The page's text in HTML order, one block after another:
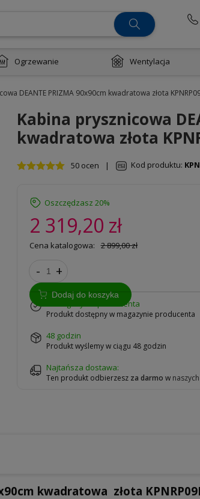
Ogrzewanie Wentylacja
DEANTE PRIZMA 90x90cm kwadratowa złota
Kabina prysznicowa
kwadratowa złota
50 ocen | Kod produktu:
Oszczędzasz 20%
2 319,20 zł
Cena katalogowa: 2 899,00 zł
- +
Dodaj do koszyka
w magazynie producenta
Produkt dostępny w magazynie producenta
48 godzin
Produkt wyślemy w ciągu 48 godzin
Najtańsza dostawa:
Ten produkt odbierzesz za darmo w
kwadratowa złota